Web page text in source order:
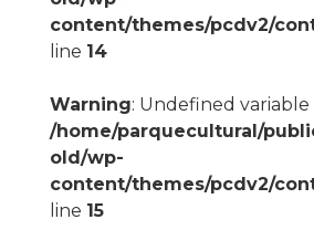
content/themes/pcdv2/
line 14
Warning: Undefined variable
/home/parquecultural/
old/wp-
content/themes/pcdv2/
line 15